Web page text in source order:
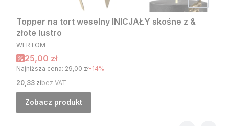
Topper na tort weselny INICJAŁY skośne z &
złote lustro
PRODUCENT
WERTOM
Cena promocyjna
25,00 zł
Najniższa cena: 29,00 zł-14%
Cena
20,33 złbez VAT
Zobacz produkt